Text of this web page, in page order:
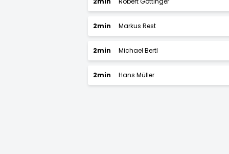
2min Markus Rest
2min Michael Bertl
2min Hans Müller